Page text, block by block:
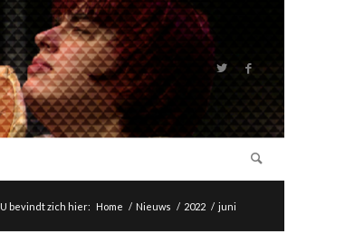
U bevindt zich hier: Home / Nieuws / 2022 / juni